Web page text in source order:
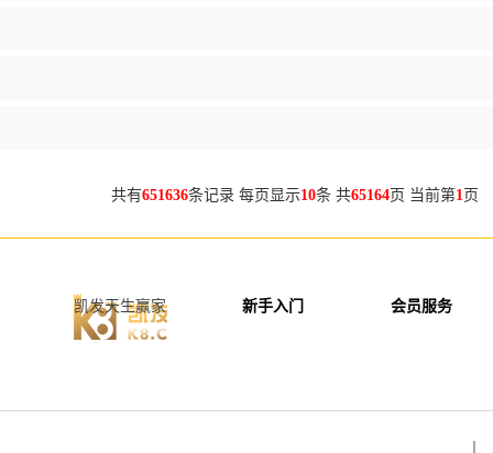
共有651636条记录 每页显示10条 共65164页 当前第1页
凯发天生赢家 新手入门 会员服务